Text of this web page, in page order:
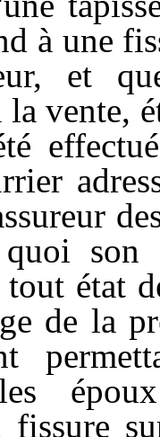
à une
et
vente,
quoi son
état
de la
fissure